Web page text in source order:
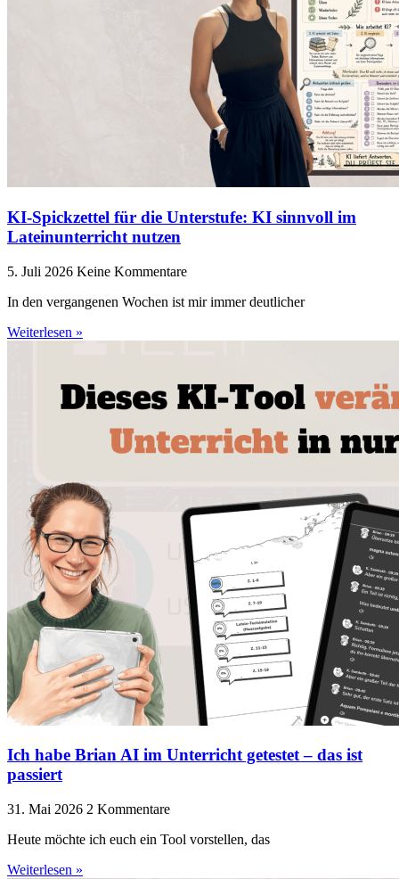
KI-Spickzettel für die Unterstufe: KI sinnvoll im
Lateinunterricht nutzen
5. Juli 2026 Keine Kommentare
In den vergangenen Wochen ist mir immer deutlicher
Weiterlesen »
Ich habe Brian AI im Unterricht getestet – das ist
passiert
31. Mai 2026 2 Kommentare
Heute möchte ich euch ein Tool vorstellen, das
Weiterlesen »